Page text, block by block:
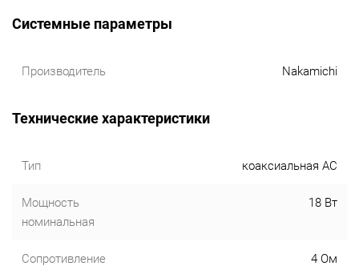
Системные параметры
Производитель Nakamichi
Технические характеристики
Тип коаксиальная АС
Мощность
номинальная
18 Вт
Сопротивление 4 Ом